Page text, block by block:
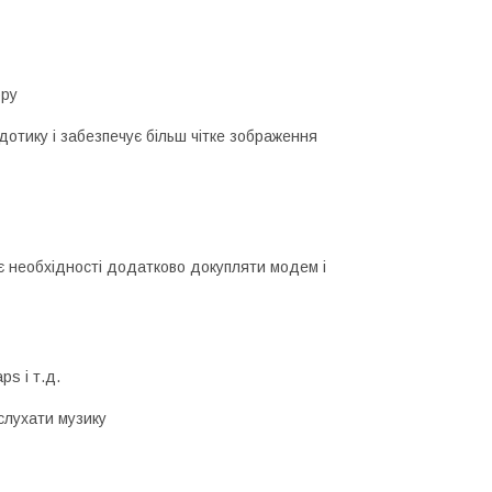
і забезпечує більш чітке зображення
додатково докупляти модем і
і т.д.
музику